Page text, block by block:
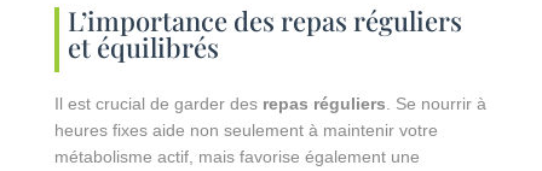
L’importance des repas réguliers
et équilibrés
Il est crucial de garder des repas réguliers . Se nourrir à
heures fixes aide non seulement à maintenir votre
métabolisme actif, mais favorise également une